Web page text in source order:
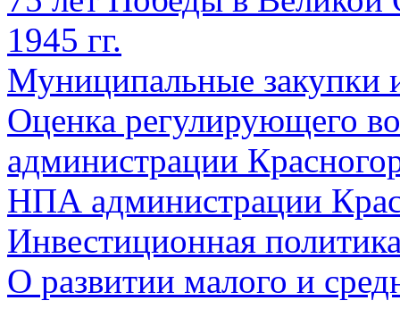
1945 гг.
Муниципальные закупки
Оценка регулирующего
администрации
НПА администрации
Инвестиционная
О развитии малого и